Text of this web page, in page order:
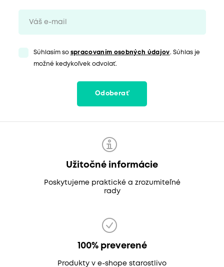
Súhlasím so spracovaním osobných údajov. Súhlas je
možné kedykoľvek odvolať.
Odoberať
Užitočné informácie
Poskytujeme praktické a zrozumiteľné
rady
100% preverené
Produkty v e-shope starostlivo